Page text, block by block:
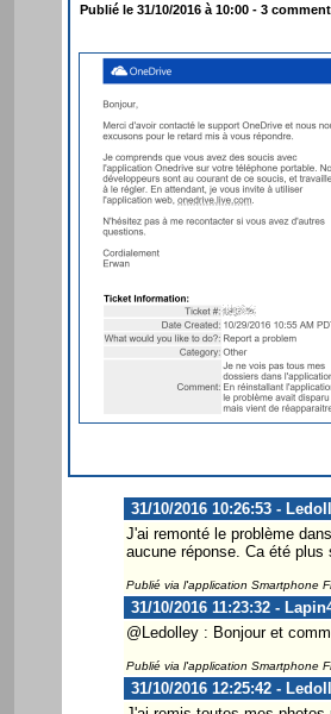
Publié le 31/10/2016 à 10:00 - 3
31/10/2016 10:26:53 -
J'ai remonté le problème
aucune réponse. Ca été plus
Publié via l'application Smartphone
31/10/2016 11:23:32 -
@Ledolley : Bonjour et
Publié via l'application Smartphone
31/10/2016 12:25:42 -